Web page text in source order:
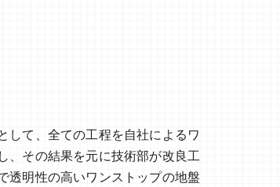
して、全ての工程を自社によるワ
、その結果を元に技術部が改良工
透明性の高いワンストップの地盤